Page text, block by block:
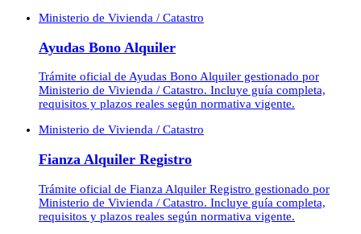
Ministerio de Vivienda / Catastro
Ayudas Bono Alquiler
Trámite oficial de Ayudas Bono Alquiler gestionado por
Ministerio de Vivienda / Catastro. Incluye guía completa,
requisitos y plazos reales según normativa vigente.
Ministerio de Vivienda / Catastro
Fianza Alquiler Registro
Trámite oficial de Fianza Alquiler Registro gestionado por
Ministerio de Vivienda / Catastro. Incluye guía completa,
requisitos y plazos reales según normativa vigente.